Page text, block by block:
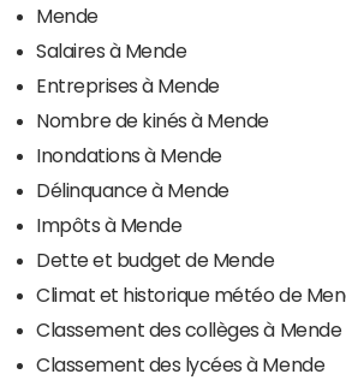
Mende
Salaires à Mende
Entreprises à Mende
Nombre de kinés à Mende
Inondations à Mende
Délinquance à Mende
Impôts à Mende
Dette et budget de Mende
Climat et historique météo de
Classement des collèges à Mende
Classement des lycées à Mende